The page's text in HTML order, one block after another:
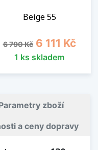
Beige 55
Běžná cena
6 790 Kč Cena
6 111 Kč
1 ks skladem
zboží
a ceny dopravy